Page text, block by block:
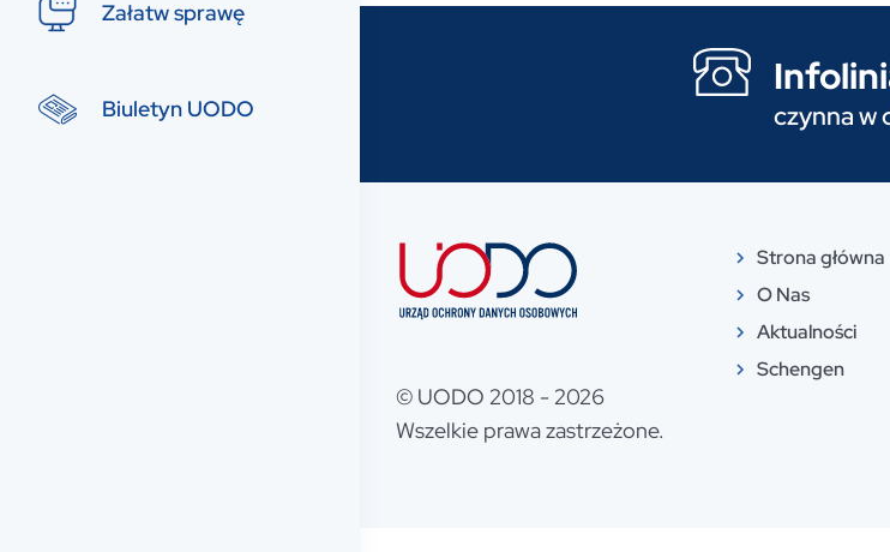
Załatw sprawę
Biuletyn UODO czynna w
© UODO 2018 - 2026
Wszelkie prawa zastrzeżone.
Strona główna
O Nas
Aktualności
Schengen